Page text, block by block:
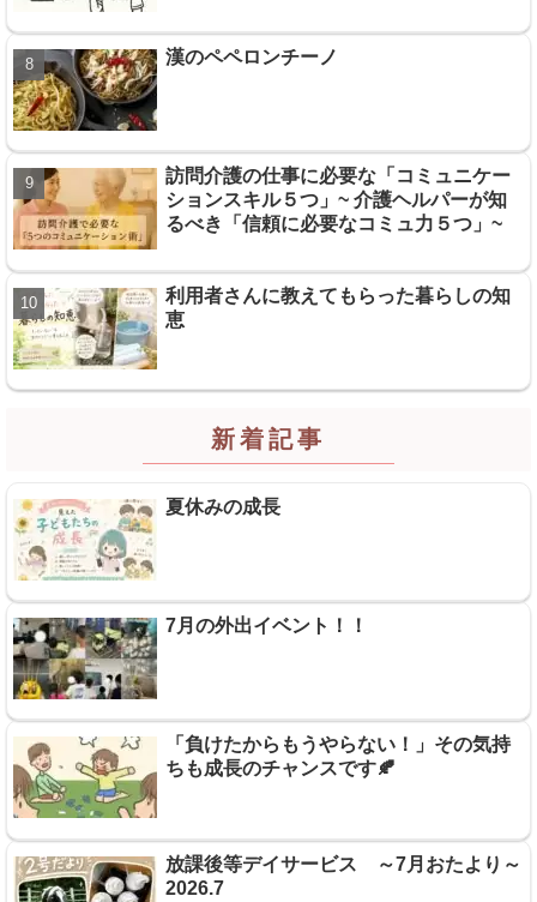
漢のペペロンチーノ
訪問介護の仕事に必要な「コミュニケー
ションスキル５つ」~ 介護ヘルパーが知
るべき「信頼に必要なコミュ力５つ」~
利用者さんに教えてもらった暮らしの知
恵
新着記事
夏休みの成長
7月の外出イベント！！
「負けたからもうやらない！」その気持
ちも成長のチャンスです🍂
放課後等デイサービス ～7月おたより～
2026.7